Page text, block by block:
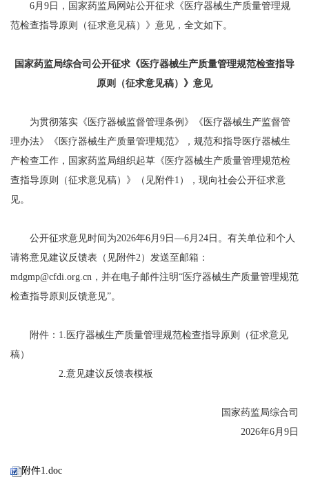
6月9日，国家药监局网站公开征求《医疗器械生产质量管理规
范检查指导原则（征求意见稿）》意见，全文如下。
国家药监局综合司公开征求《医疗器械生产质量管理规范检查指导
原则（征求意见稿）》意见
为贯彻落实《医疗器械监督管理条例》《医疗器械生产监督管
理办法》《医疗器械生产质量管理规范》，规范和指导医疗器械生
产检查工作，国家药监局组织起草《医疗器械生产质量管理规范检
查指导原则（征求意见稿）》（见附件1），现向社会公开征求意
见。
公开征求意见时间为2026年6月9日—6月24日。有关单位和个人
请将意见建议反馈表（见附件2）发送至邮箱：
mdgmp@cfdi.org.cn，并在电子邮件注明“医疗器械生产质量管理规范
检查指导原则反馈意见”。
附件：1.医疗器械生产质量管理规范检查指导原则（征求意见
稿）
2.意见建议反馈表模板
国家药监局综合司
2026年6月9日
附件1.doc